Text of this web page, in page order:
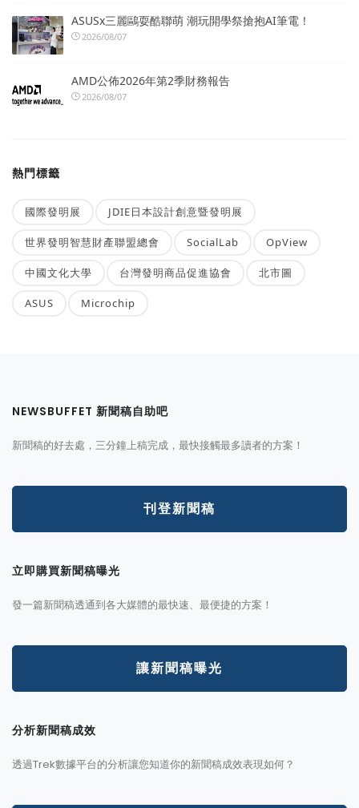
ASUSx三麗鷗耍酷聯萌 潮玩開學祭搶抱AI筆電！
2026/08/07
AMD公佈2026年第2季財務報告
2026/08/07
熱門標籤
國際發明展 JDIE日本設計創意暨發明展
世界發明智慧財產聯盟總會 SocialLab OpView
中國文化大學 台灣發明商品促進協會 北市圖
ASUS Microchip
NEWSBUFFET 新聞稿自助吧
新聞稿的好去處，三分鐘上稿完成，最快接觸最多讀者的方案！
刊登新聞稿
立即購買新聞稿曝光
發一篇新聞稿透通到各大媒體的最快速、最便捷的方案！
讓新聞稿曝光
分析新聞稿成效
透過Trek數據平台的分析讓您知道你的新聞稿成效表現如何？